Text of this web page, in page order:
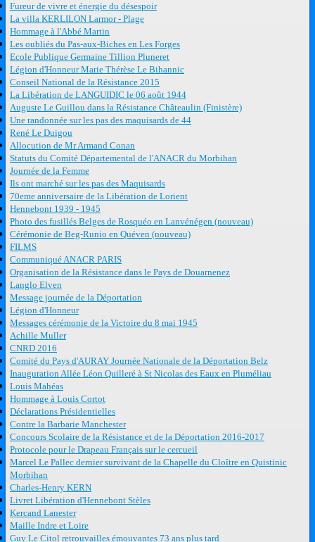
Fureur de vivre et énergie du désespoir
La villa KERLILON Larmor - Plage
Hommage à l'Abbé Martin
Les oubliés du Pas-aux-Biches en Les Forges
Ecole Publique Germaine Tillion Pluneret
Légion d'Honneur Marie Thérèse Le Bihannic
Conseil National de la Résistance 2015
La Libération de LANGUIDIC le 06 août 1944
Auguste Le Guillou dans la Résistance Châteaulin (Finistère)
Une randonnée sur les pas des maquisards de 44
René Le Duigou
Allocution de Mr Armand Conan
Statuts du Comité Départemental de l'ANACR du Morbihan
Journée de la Femme
Ils ont marché sur les pas des Maquisards
70eme anniversaire de la Libération de Lorient
Hennebont 1939 - 1945
Photo des fusillés Belges de Rosquéo en Lanvénégen (nouveau)
Cérémonie de Beg-Runio en Quéven (nouveau)
FILMS
Communiqué ANACR PARIS
Organisation de la Résistance dans le Pays de Douarnenez
Langlo Elven
Message journée de la Déportation
Légion d'Honneur
Messages cérémonie de la Victoire du 8 mai 1945
Achille Muller
CNRD 2016
Comité du Pays d'AURAY Journée Nationale de la Déportation Belz
Inauguration Allée Léon Quilleré à St Nicolas des Eaux en Pluméliau
Louis Mahéas
Hommage à Louis Cortot
Déclarations Présidentielles
Contre la Barbarie Manchester
Concours Scolaire de la Résistance et de la Déportation 2016-2017
Protocole pour le Drapeau Français sur le cercueil
Marcel Le Pallec dernier survivant de la Chapelle du Cloître en Quistinic
Morbihan
Charles-Henry KERN
Livret Libération d'Hennebont Stèles
Kercand Lanester
Maille Indre et Loire
Guy Le Citol retrouvailles émouvantes 73 ans plus tard